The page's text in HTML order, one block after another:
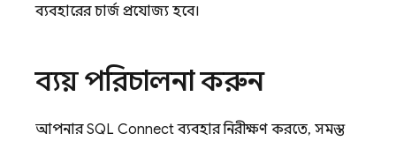
ব্যবহারের চার্জ প্রযোজ্য হবে।
ব্যয় পরিচালনা করুন
আপনারSQL Connectব্যবহার নিরীক্ষণ করতে, সমস্ত